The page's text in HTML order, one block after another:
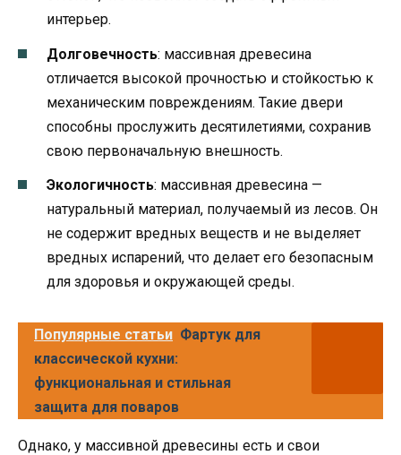
интерьер.
Долговечность: массивная древесина
отличается высокой прочностью и стойкостью к
механическим повреждениям. Такие двери
способны прослужить десятилетиями, сохранив
свою первоначальную внешность.
Экологичность: массивная древесина —
натуральный материал, получаемый из лесов. Он
не содержит вредных веществ и не выделяет
вредных испарений, что делает его безопасным
для здоровья и окружающей среды.
Популярные статьи Фартук для
классической кухни:
функциональная и стильная
защита для поваров
Однако, у массивной древесины есть и свои